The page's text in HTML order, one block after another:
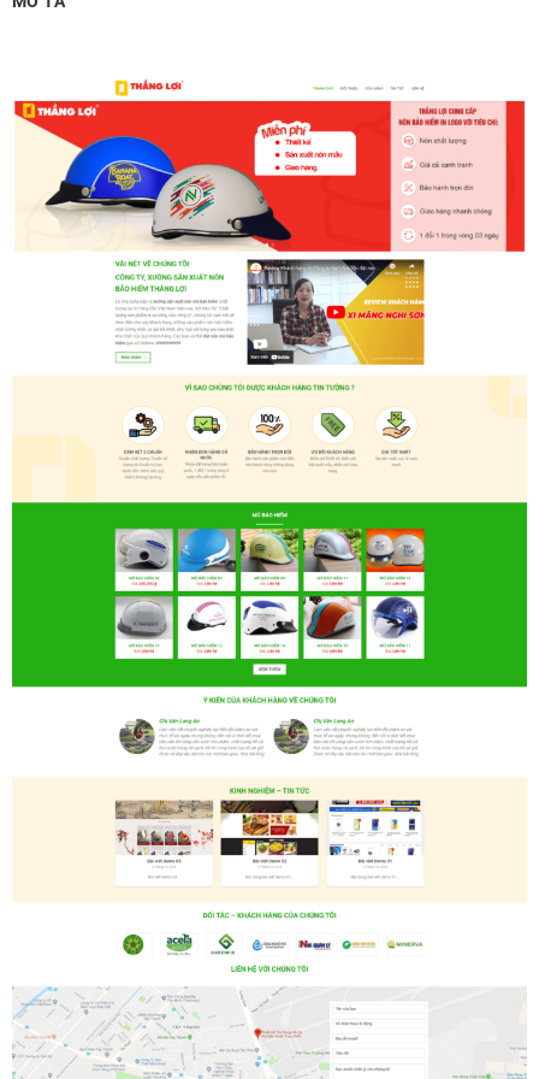
Tên miền Việt Nam .vn (1 năm)
Hosting 2GB SSD (1 năm)
(+700,000 ₫)
Hosting 4GB SSD (1 năm)
Hosting 8GB SSD (1 năm)(+1,200,000 ₫)